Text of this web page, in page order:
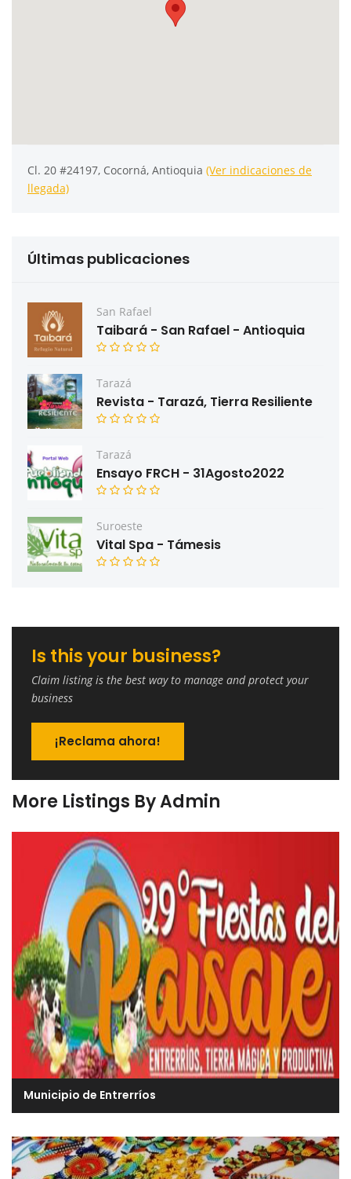
Cl. 20 #24197, Cocorná, Antioquia (Ver indicaciones de
llegada)
Últimas publicaciones
San Rafael
Taibará - San Rafael - Antioquia
Tarazá
Revista - Tarazá, Tierra Resiliente
Tarazá
Ensayo FRCH - 31Agosto2022
Suroeste
Vital Spa - Támesis
Is this your business?
Claim listing is the best way to manage and protect your
business
¡Reclama ahora!
More Listings By Admin
Municipio de Entrerríos